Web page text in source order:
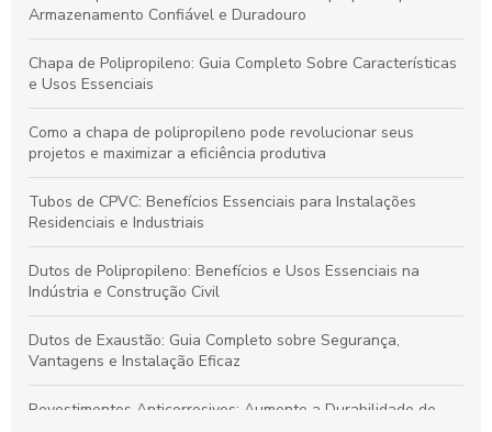
Armazenamento Confiável e Duradouro
Chapa de Polipropileno: Guia Completo Sobre Características
e Usos Essenciais
Como a chapa de polipropileno pode revolucionar seus
projetos e maximizar a eficiência produtiva
Tubos de CPVC: Benefícios Essenciais para Instalações
Residenciais e Industriais
Dutos de Polipropileno: Benefícios e Usos Essenciais na
Indústria e Construção Civil
Dutos de Exaustão: Guia Completo sobre Segurança,
Vantagens e Instalação Eficaz
Revestimentos Anticorrosivos: Aumente a Durabilidade de